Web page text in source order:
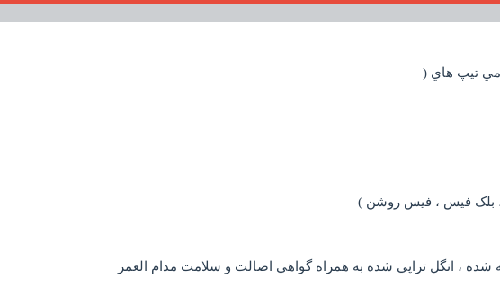
تيپ هاي (
، بلک فيس ، فيس روشن )
شده ، انگل تراپي شده به همراه گواهي اصالت و سلامت مدام العمر